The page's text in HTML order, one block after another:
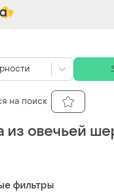
из овечьей
фильтры
на поиск